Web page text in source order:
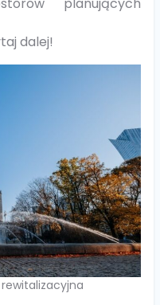
dalej!